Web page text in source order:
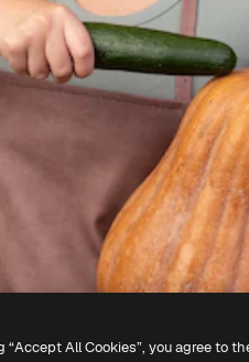
“Accept All Cookies”, you agree to